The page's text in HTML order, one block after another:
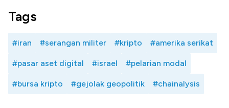
Tags
#iran #serangan militer #kripto #amerika serikat
#pasar aset digital #israel #pelarian modal
#bursa kripto #gejolak geopolitik #chainalysis